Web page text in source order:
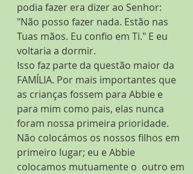
podia fazer era dizer ao Senhor:
"Não posso fazer nada. Estão nas
Tuas mãos. Eu confio em Ti." E eu
voltaria a dormir.
Isso faz parte da questão maior da
FAMÍLIA. Por mais importantes que
as crianças fossem para Abbie e
para mim como pais, elas nunca
foram nossa primeira prioridade.
Não colocámos os nossos filhos em
primeiro lugar; eu e Abbie
colocamos mutuamente o  outro em